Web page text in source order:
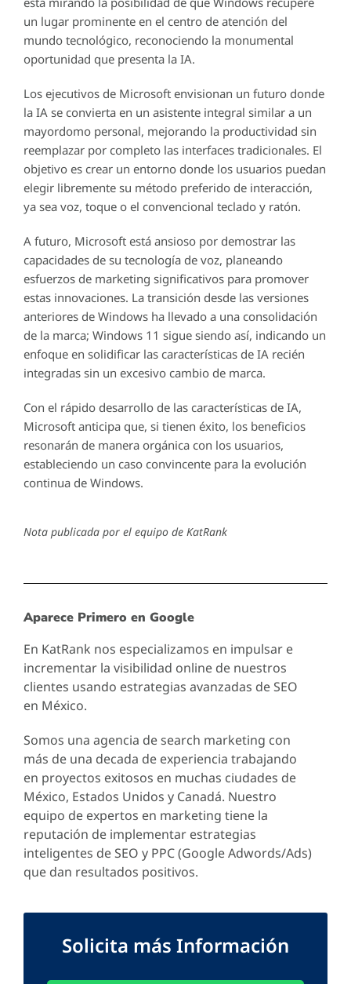
un lugar prominente en el centro de atención del
mundo tecnológico, reconociendo la monumental
oportunidad que presenta la IA.
Los ejecutivos de Microsoft envisionan un futuro donde
la IA se convierta en un asistente integral similar a un
mayordomo personal, mejorando la productividad sin
reemplazar por completo las interfaces tradicionales. El
objetivo es crear un entorno donde los usuarios puedan
elegir libremente su método preferido de interacción,
ya sea voz, toque o el convencional teclado y ratón.
A futuro, Microsoft está ansioso por demostrar las
capacidades de su tecnología de voz, planeando
esfuerzos de marketing significativos para promover
estas innovaciones. La transición desde las versiones
anteriores de Windows ha llevado a una consolidación
de la marca; Windows 11 sigue siendo así, indicando un
enfoque en solidificar las características de IA recién
integradas sin un excesivo cambio de marca.
Con el rápido desarrollo de las características de IA,
Microsoft anticipa que, si tienen éxito, los beneficios
resonarán de manera orgánica con los usuarios,
estableciendo un caso convincente para la evolución
continua de Windows.
Nota publicada por el equipo de KatRank
Aparece Primero en Google
En KatRank nos especializamos en impulsar e
incrementar la visibilidad online de nuestros
clientes usando estrategias avanzadas de SEO
en México.
Somos una agencia de search marketing con
más de una decada de experiencia trabajando
en proyectos exitosos en muchas ciudades de
México, Estados Unidos y Canadá. Nuestro
equipo de expertos en marketing tiene la
reputación de implementar estrategias
inteligentes de SEO y PPC (Google Adwords/Ads)
que dan resultados positivos.
Solicita más Información